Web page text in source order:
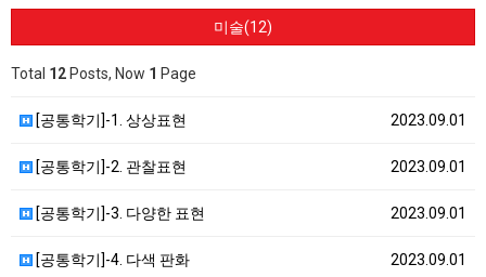
미술(12)
Total 12 Posts, Now 1 Page
2023.09.01
[공통학기]-1. 상상표현
2023.09.01
[공통학기]-2. 관찰표현
2023.09.01
[공통학기]-3. 다양한 표현
2023.09.01
[공통학기]-4. 다색 판화